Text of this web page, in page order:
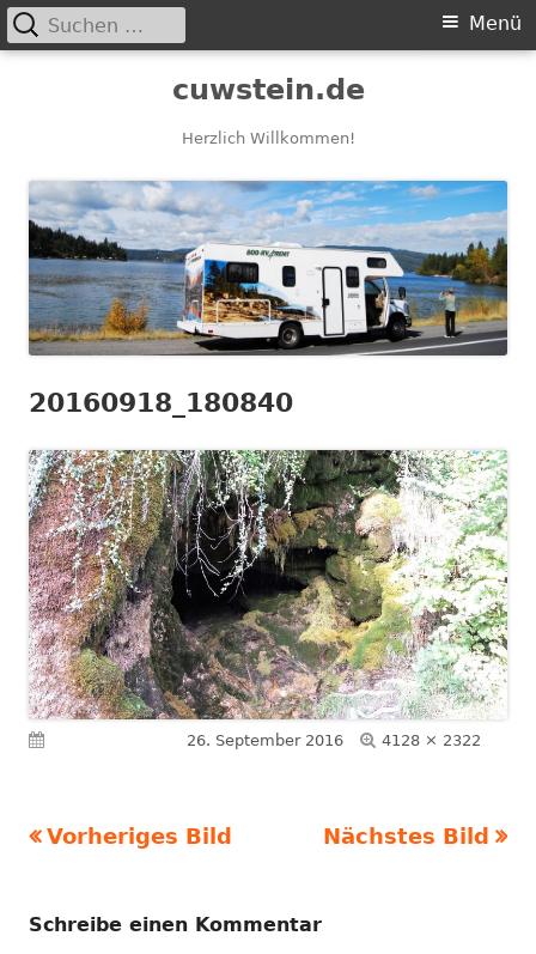
cuwstein.de
Herzlich Willkommen!
Primäres
Menü
Suchen
nach:
20160918_180840
26. September 2016 Volle
4128 × 2322
Vorheriges Bild Nächstes Bild
Schreibe einen Kommentar